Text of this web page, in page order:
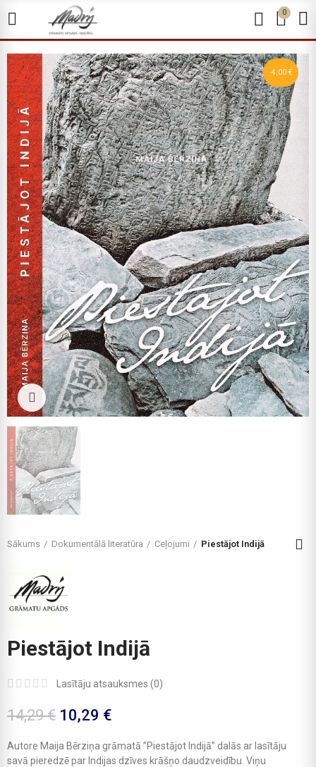
0
-4,00 €
Click to enlarge
Sākums Dokumentālā literatūra Ceļojumi Piestājot Indijā
Piestājot Indijā
Lasītāju atsauksmes (0)
14,29 € 10,29 €
Autore Maija Bērziņa grāmatā ”Piestājot Indijā” dalās ar lasītāju
savā pieredzē par Indijas dzīves krāšņo daudzveidību. Viņu